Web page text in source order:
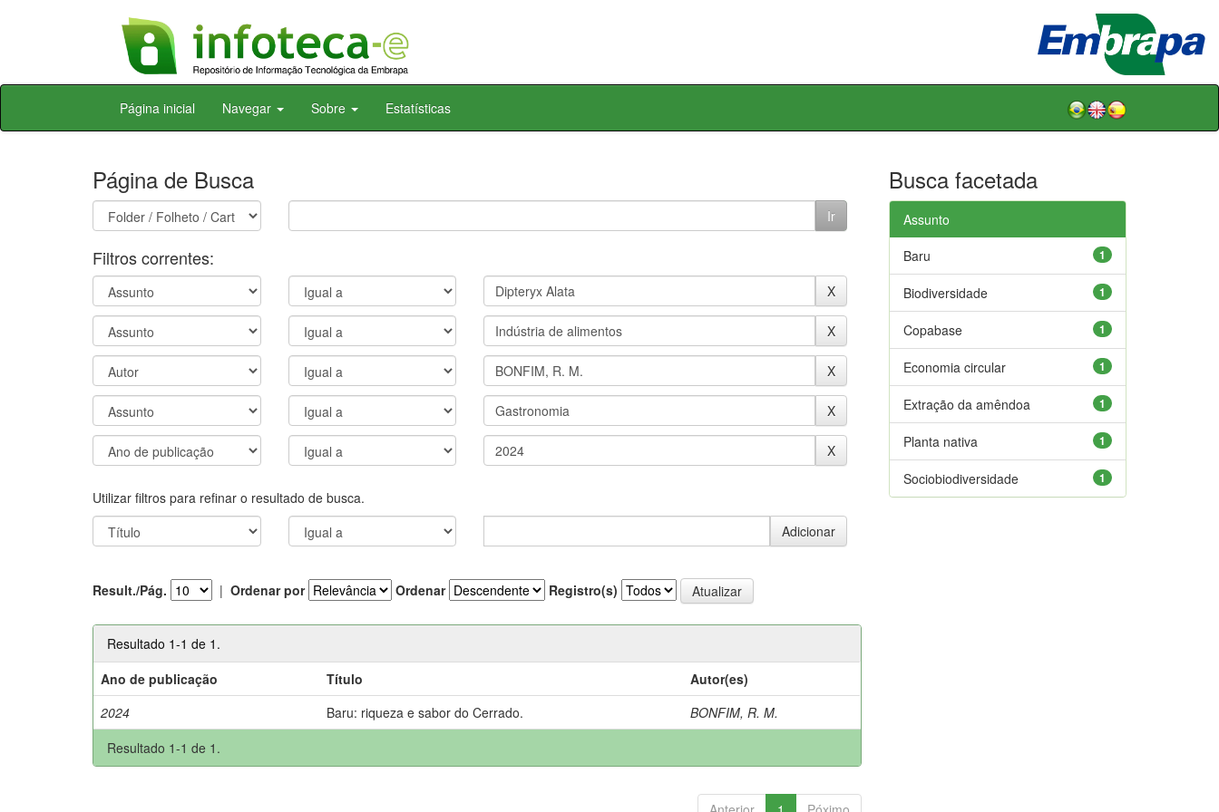
Skip
Página inicial Navegar Sobre Estatísticas
Página de Busca
Filtros correntes:
Utilizar filtros para refinar o resultado de busca.
Result./Pág. | Ordenar por Ordenar Registro(s)
Resultado 1-1 de 1.
Ano de publicação
Título
Autor(es)
2024
Baru: riqueza e sabor do Cerrado.
BONFIM, R. M.
Resultado 1-1 de 1.
Busca facetada
Assunto
1
Baru
1
Biodiversidade
1
Copabase
1
Economia circular
1
Extração da amêndoa
1
Planta nativa
1
Sociobiodiversidade